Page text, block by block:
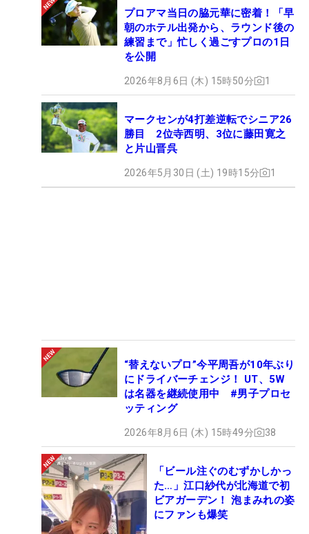
プロアマ当日の脇元華に密着！「早
朝のホテル出発から、ラウンド後の
練習まで」忙しく過ごすプロの1日
を公開
2026年8月6日 (木) 15時50分 1
マークセンが4打差逆転でシニア26
勝目 2位寺西明、3位に藤田寛之
と片山晋呉
2026年5月30日 (土) 19時15分 1
“替えないプロ”今平周吾が10年ぶり
にドライバーチェンジ！ UT、5W
は名器を継続使用中 #男子プロセ
ッティング
2026年8月6日 (木) 15時49分 38
「ビール注ぐのむずかしかっ
た…」江口紗代が北海道で初
ビアガーデン！ 泡まみれの姿
にファンも爆笑